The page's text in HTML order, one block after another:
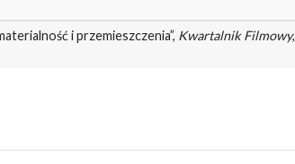
i przemieszczenia”, Kwartalnik Filmowy,